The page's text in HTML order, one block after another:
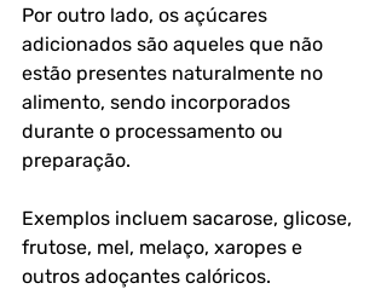
Por outro lado, os açúcares
adicionados são aqueles que não
estão presentes naturalmente no
alimento, sendo incorporados
durante o processamento ou
preparação.
Exemplos incluem sacarose, glicose,
frutose, mel, melaço, xaropes e
outros adoçantes calóricos.